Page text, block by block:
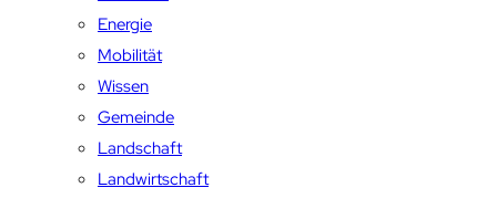
Energie
Mobilität
Wissen
Gemeinde
Landschaft
Landwirtschaft